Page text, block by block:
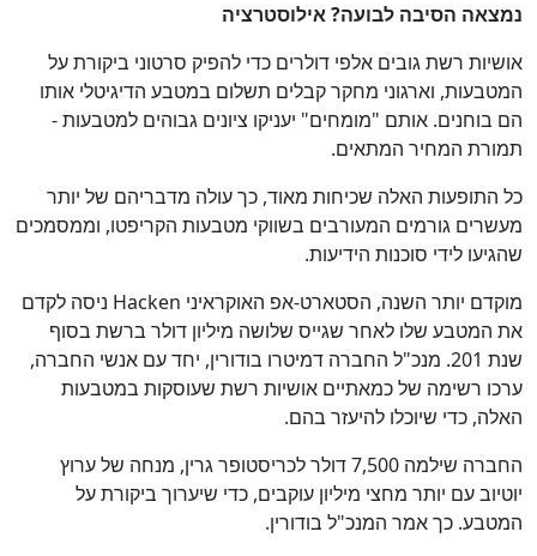
נמצאה הסיבה לבועה? אילוסטרציה
אושיות רשת גובים אלפי דולרים כדי להפיק סרטוני ביקורת על
המטבעות, וארגוני מחקר קבלים תשלום במטבע הדיגיטלי אותו
הם בוחנים. אותם "מומחים" יעניקו ציונים גבוהים למטבעות -
תמורת המחיר המתאים.
כל התופעות האלה שכיחות מאוד, כך עולה מדבריהם של יותר
מעשרים גורמים המעורבים בשווקי מטבעות הקריפטו, וממסמכים
שהגיעו לידי סוכנות הידיעות.
מוקדם יותר השנה, הסטארט-אפ האוקראיני Hacken ניסה לקדם
את המטבע שלו לאחר שגייס שלושה מיליון דולר ברשת בסוף
שנת 201. מנכ"ל החברה דמיטרו בודורין, יחד עם אנשי החברה,
ערכו רשימה של כמאתיים אושיות רשת שעוסקות במטבעות
האלה, כדי שיוכלו להיעזר בהם.
החברה שילמה 7,500 דולר לכריסטופר גרין, מנחה של ערוץ
יוטיוב עם יותר מחצי מיליון עוקבים, כדי שיערוך ביקורת על
המטבע. כך אמר המנכ"ל בודורין.